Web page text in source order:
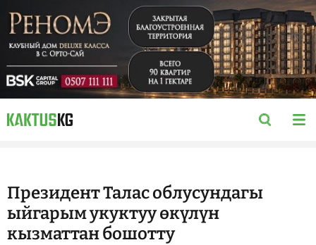
Президент Талас облусундагы
ыйгарым укуктуу өкүлүн
кызматтан бошотту